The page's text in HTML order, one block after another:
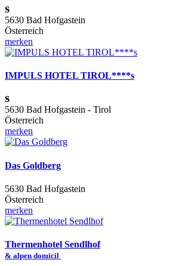
s
5630 Bad Hofgastein
Österreich
merken
IMPULS HOTEL TIROL****s
s
5630 Bad Hofgastein - Tirol
Österreich
merken
Das Goldberg
5630 Bad Hofgastein
Österreich
merken
Thermenhotel Sendlhof
& alpen domicil